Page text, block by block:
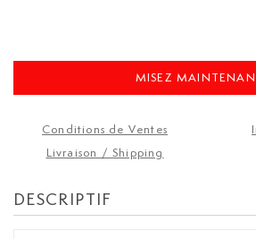
MISEZ
Conditions de Ventes
Livraison / Shipping
DESCRIPTIF